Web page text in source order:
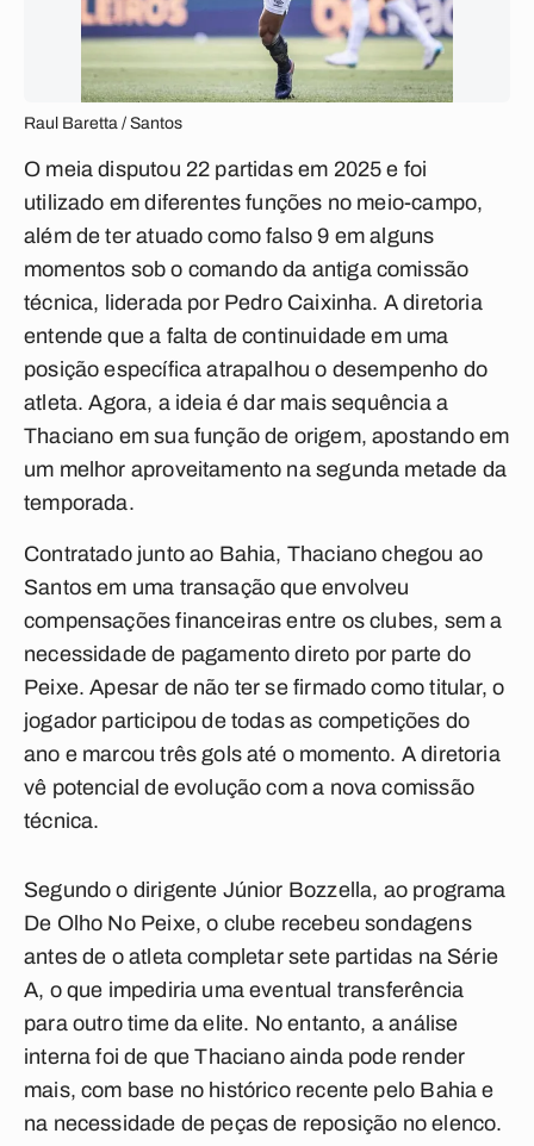
Raul Baretta / Santos
O meia disputou 22 partidas em 2025 e foi
utilizado em diferentes funções no meio-campo,
além de ter atuado como falso 9 em alguns
momentos sob o comando da antiga comissão
técnica, liderada por Pedro Caixinha. A diretoria
entende que a falta de continuidade em uma
posição específica atrapalhou o desempenho do
atleta. Agora, a ideia é dar mais sequência a
Thaciano em sua função de origem, apostando em
um melhor aproveitamento na segunda metade da
temporada.
Contratado junto ao Bahia, Thaciano chegou ao
Santos em uma transação que envolveu
compensações financeiras entre os clubes, sem a
necessidade de pagamento direto por parte do
Peixe. Apesar de não ter se firmado como titular, o
jogador participou de todas as competições do
ano e marcou três gols até o momento. A diretoria
vê potencial de evolução com a nova comissão
técnica.
Segundo o dirigente Júnior Bozzella, ao programa
De Olho No Peixe, o clube recebeu sondagens
antes de o atleta completar sete partidas na Série
A, o que impediria uma eventual transferência
para outro time da elite. No entanto, a análise
interna foi de que Thaciano ainda pode render
mais, com base no histórico recente pelo Bahia e
na necessidade de peças de reposição no elenco.